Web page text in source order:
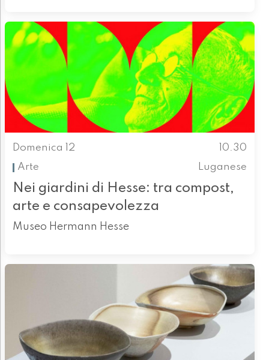
Domenica 12
10.30
Arte
Luganese
Nei giardini di Hesse: tra compost,
arte e consapevolezza
Museo Hermann Hesse